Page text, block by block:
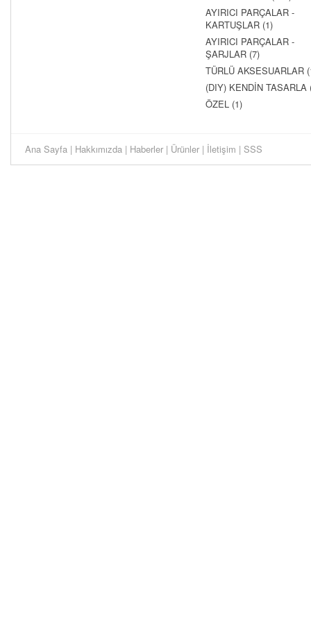
AYIRICI PARÇALAR -
KARTUŞLAR (1)
AYIRICI PARÇALAR -
ŞARJLAR (7)
TÜRLÜ AKSESUARLAR
(DIY) KENDİN TASARLA
ÖZEL (1)
Ana Sayfa | Hakkımızda | Haberler | Ürünler | İletişim | SSS